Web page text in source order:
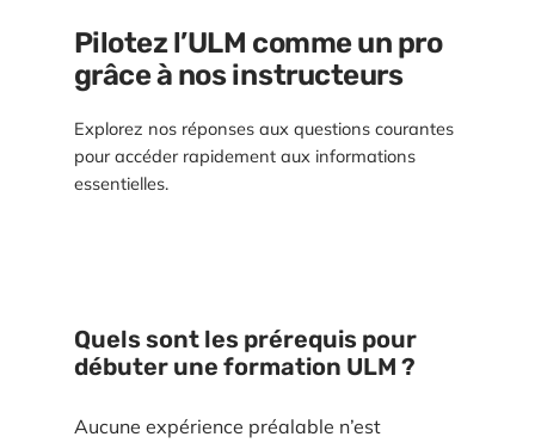
Pilotez l’ULM comme un pro
grâce à nos instructeurs
Explorez nos réponses aux questions courantes
pour accéder rapidement aux informations
essentielles.
Quels sont les prérequis pour
débuter une formation ULM ?
Aucune expérience préalable n’est